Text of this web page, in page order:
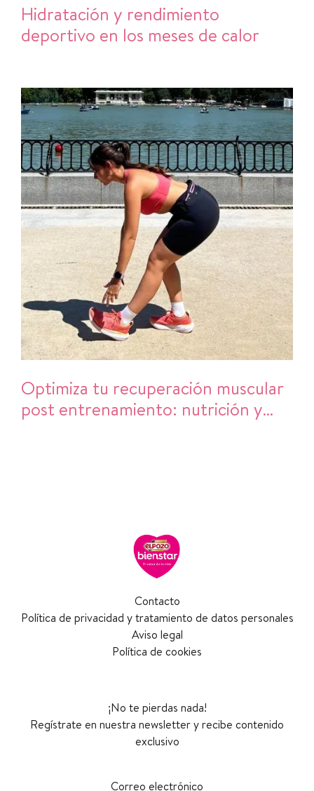
Hidratación y rendimiento
deportivo en los meses de calor
Optimiza tu recuperación muscular
post entrenamiento: nutrición y
Contacto
Política de privacidad y tratamiento de datos personales
Aviso legal
Política de cookies
¡No te pierdas nada!
Regístrate en nuestra newsletter y recibe contenido
exclusivo
Correo electrónico